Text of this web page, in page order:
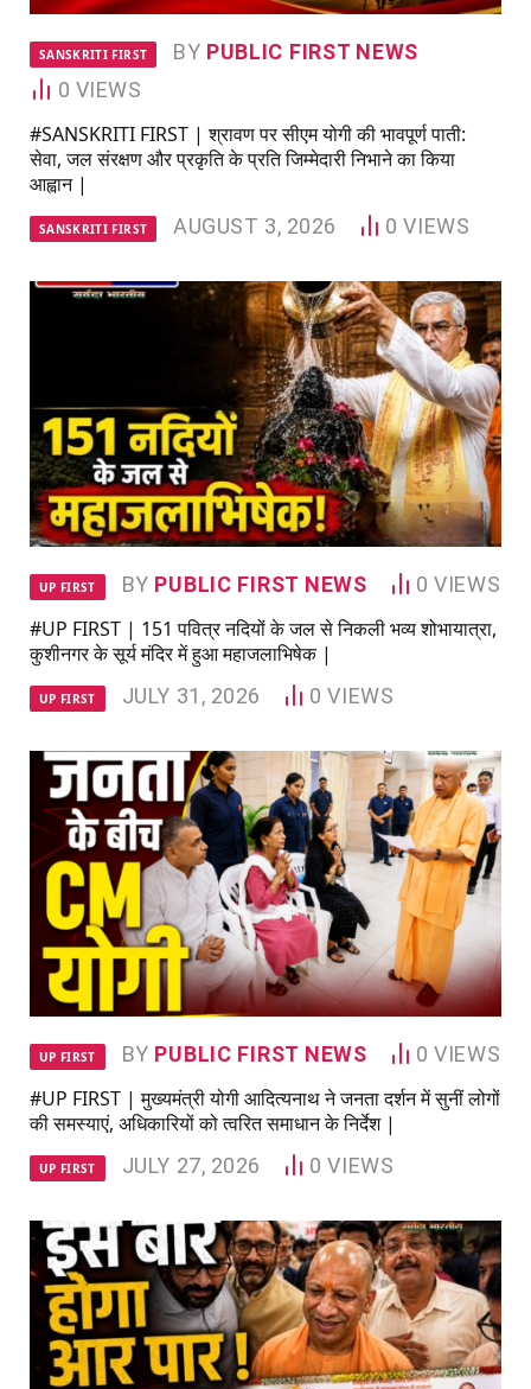
SANSKRITI FIRST BY PUBLIC FIRST NEWS
0 VIEWS
#SANSKRITI FIRST | श्रावण पर सीएम योगी की भावपूर्ण पाती:
सेवा, जल संरक्षण और प्रकृति के प्रति जिम्मेदारी निभाने का किया
आह्वान |
SANSKRITI FIRST AUGUST 3, 2026 0VIEWS
UP FIRST BY PUBLIC FIRST NEWS 0VIEWS
#UP FIRST | 151 पवित्र नदियों के जल से निकली भव्य शोभायात्रा,
कुशीनगर के सूर्य मंदिर में हुआ महाजलाभिषेक |
UP FIRST JULY 31, 2026 0VIEWS
UP FIRST BY PUBLIC FIRST NEWS 0VIEWS
#UP FIRST | मुख्यमंत्री योगी आदित्यनाथ ने जनता दर्शन में सुनीं लोगों
की समस्याएं, अधिकारियों को त्वरित समाधान के निर्देश |
UP FIRST JULY 27, 2026 0VIEWS